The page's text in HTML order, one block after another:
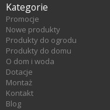
Kategorie
Promocje
Nowe produkty
Produkty do ogrodu
Produkty do domu
O dom i woda
Dotacje
Montaż
Kontakt
Blog